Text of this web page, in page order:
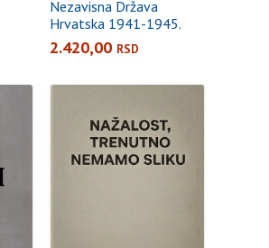
Nezavisna Država
Hrvatska 1941-1945.
2.420,00 RSD